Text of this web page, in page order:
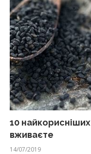
10 найкорисніших
вживаєте
14/07/2019